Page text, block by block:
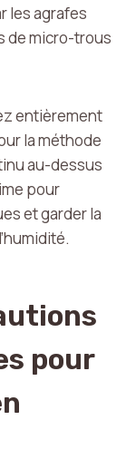
les agrafes
de micro-trous
entièrement
la méthode
au-dessus
pour
et garder la
pour